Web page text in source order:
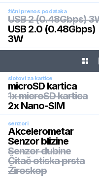
žični prenos podataka
USB 2 (0.48Gbps)
USB 2.0 (0.48Gbps)
3W
slotovi za kartice
microSD kartica
1x microSD kartica
2x Nano-SIM
senzori
Akcelerometar
Senzor blizine
Senzor dubine
Čitač otiska prsta
Žiroskop